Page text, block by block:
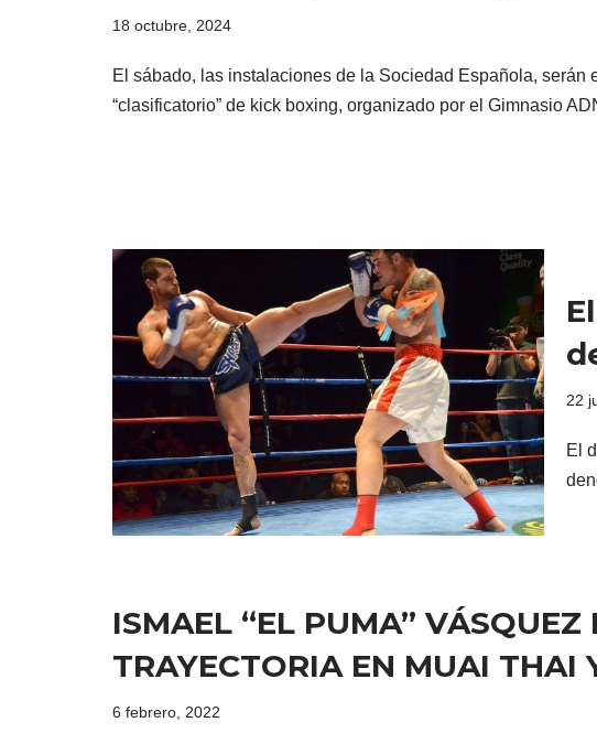
18 octubre, 2024
El sábado, las instalaciones de la Sociedad Española, serán
“clasificatorio” de kick boxing, organizado por el Gimnasio
22
El
ISMAEL “EL PUMA”
TRAYECTORIA EN MUAI THAI
6 febrero, 2022